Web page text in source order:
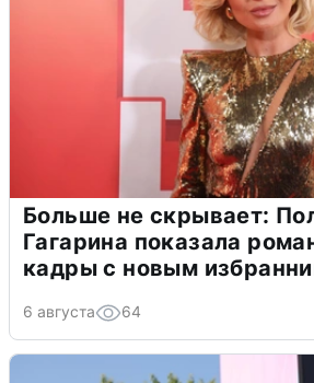
Больше не скрывает:
Гагарина показала
кадры с новым
6 августа 64